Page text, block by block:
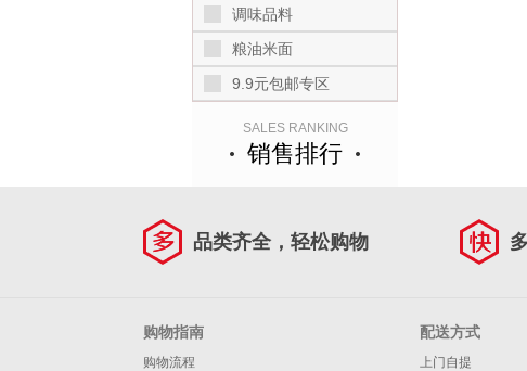
调味品料
粮油米面
9.9元包邮专区
SALES RANKING
销售排行
品类齐全，轻松购物
购物指南
购物流程
配送方式
上门自提